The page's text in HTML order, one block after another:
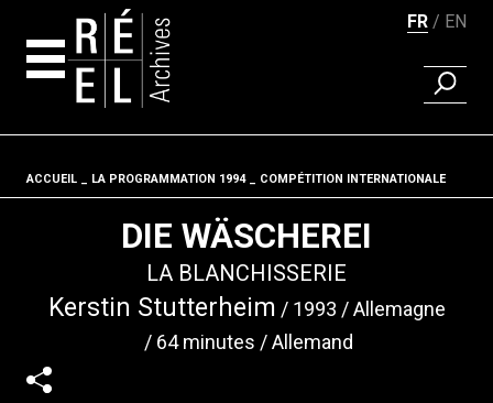
FR EN
Fil d'ariane
ACCUEIL LA PROGRAMMATION 1994 COMPÉTITION INTERNATIONALE
DIE WÄSCHEREI
LA BLANCHISSERIE
Kerstin Stutterheim 1993
Allemagne
64 minutes
Allemand